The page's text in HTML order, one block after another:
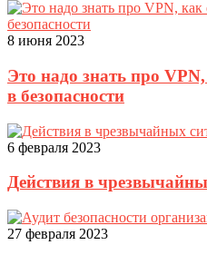
8 июня 2023
Это надо знать про
в безопасности
6 февраля 2023
Действия в
27 февраля 2023